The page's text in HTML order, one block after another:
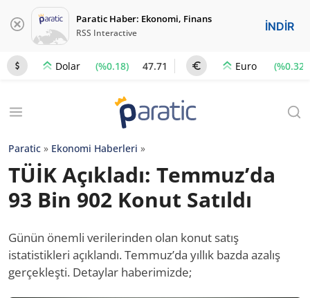
Paratic Haber: Ekonomi, Finans
RSS Interactive İNDİR
Dolar (%0.18) 47.71 Euro (%0.32)
Paratic » Ekonomi Haberleri »
TÜİK Açıkladı: Temmuz’da
93 Bin 902 Konut Satıldı
Günün önemli verilerinden olan konut satış
istatistikleri açıklandı. Temmuz’da yıllık bazda azalış
gerçekleşti. Detaylar haberimizde;